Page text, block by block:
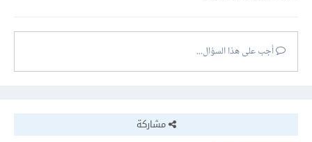
أجب على هذا السؤال...
مشاركة